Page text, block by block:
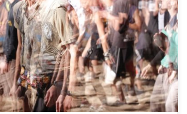
w tym tygodniu wykazały, że
próbują narkotyków po raz pierwszy w
Albo, jak Will Smith, znany jako The Fresh
hicie z 1991 roku:„Lato [to] czas, aby